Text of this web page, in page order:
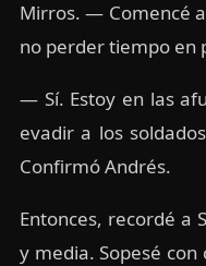
Mirros. — Comencé
no perder tiempo en
— Sí. Estoy en las
evadir a los
Confirmó Andrés.
Entonces, recordé a
y media. Sopesé con